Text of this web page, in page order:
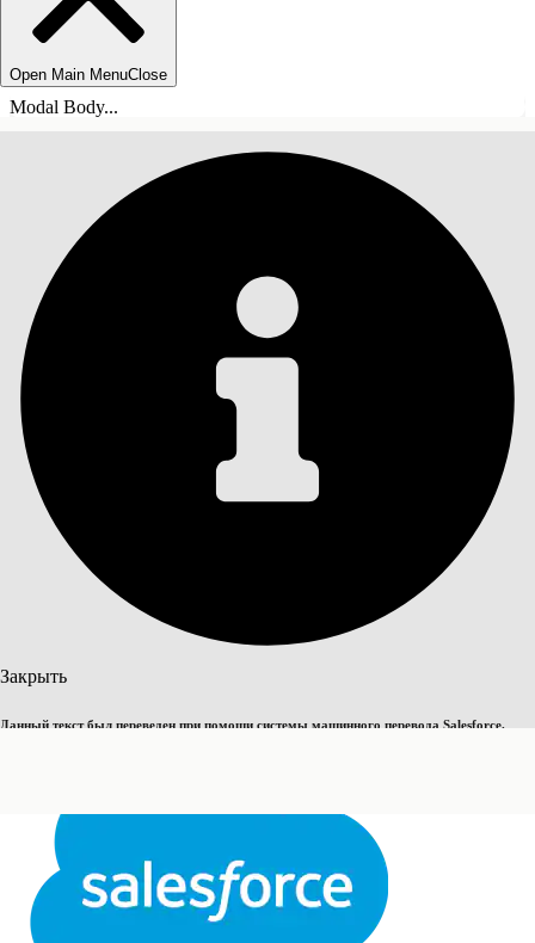
Open Main MenuClose
Modal Body...
Закрыть
Данный текст был переведен при помощи системы машинного перевода Salesforce.
СОДЕРЖАНИЕ